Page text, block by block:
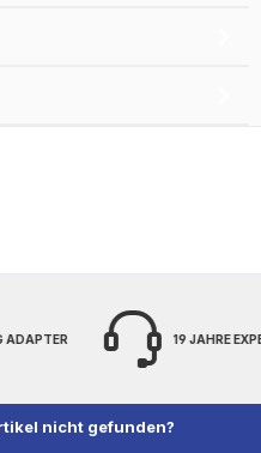
EXPERTENWISSEN
nicht gefunden?